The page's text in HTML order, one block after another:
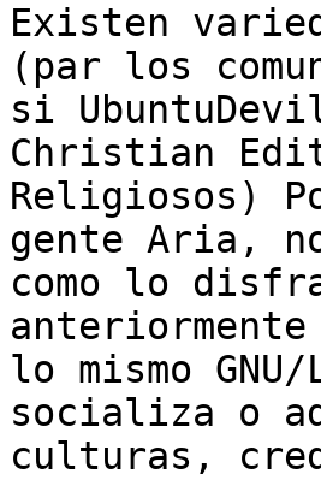
Existen
(par los
si
Christian
Religiosos)
gente Aria,
como lo
lo mismo
socializa o
culturas,